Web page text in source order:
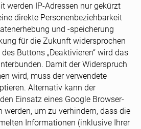
werden IP-Adressen nur gekürzt
direkte Personenbeziehbarkeit
und -speicherung
für die Zukunft widersprochen
Buttons „Deaktivieren“ wird das
Damit der Widerspruch
wird, muss der verwendete
Alternativ kann der
Einsatz eines Google Browser-
werden, um zu verhindern, dass die
Informationen (inklusive Ihrer